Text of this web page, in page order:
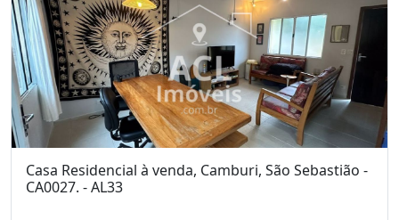
Casa Residencial à venda, Camburi, São Sebastião -
CA0027. - AL33